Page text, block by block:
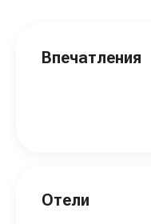
Впечатления
Отели